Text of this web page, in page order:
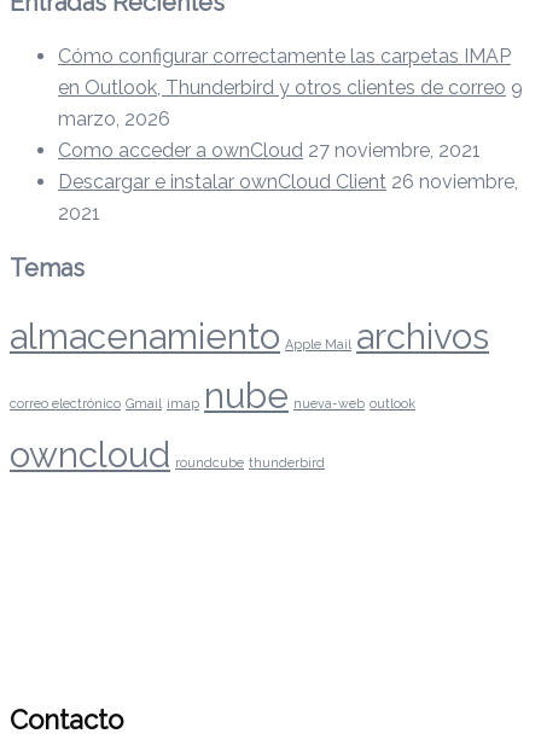
Cómo configurar correctamente las carpetas IMAP
en Outlook, Thunderbird y otros clientes de correo 9
marzo, 2026
Como acceder a ownCloud 27 noviembre, 2021
Descargar e instalar ownCloud Client 26 noviembre,
2021
Temas
almacenamiento Apple Mail archivos
correo electrónico Gmail imap nube nueva-web outlook
owncloud roundcube thunderbird
Contacto